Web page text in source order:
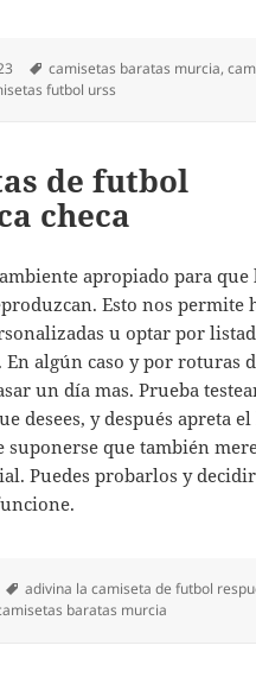
Etiquetas
camisetas baratas murcia,
futbol urss
de futbol
checa
apropiado para que
Esto nos permite
u optar por
En algún caso y por roturas
un día mas. Prueba
desees, y después apreta
suponerse que también
Puedes probarlos y
Etiquetas
adivina la camiseta de futbol
baratas murcia